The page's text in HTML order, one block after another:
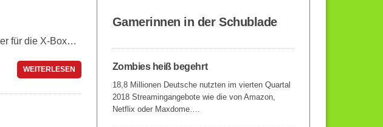
für die X-Box…
WEITERLESEN
Gamerinnen in der Schublade
Zombies heiß begehrt
18,8 Millionen Deutsche nutzten im vierten Quartal
2018 Streamingangebote wie die von Amazon,
Netflix oder Maxdome….